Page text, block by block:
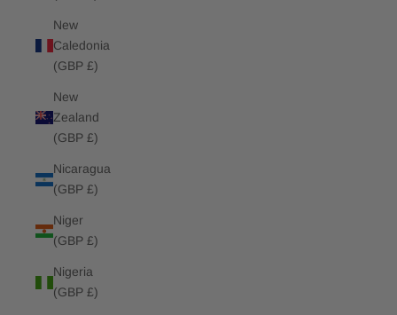
New
Caledonia
(GBP £)
New
Zealand
(GBP £)
Nicaragua
(GBP £)
Niger
(GBP £)
Nigeria
(GBP £)